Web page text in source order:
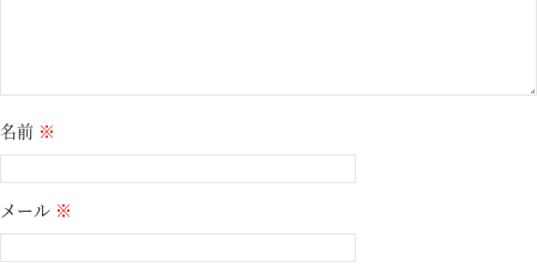
名前 ※
メール ※